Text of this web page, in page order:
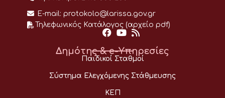
E-mail: protokolo@larissa.gov.gr
Τηλεφωνικός Κατάλογος (αρχείο pdf)
Δημότης & e-Υπηρεσίες
Παιδικοί Σταθμοί
Σύστημα Ελεγχόμενης Στάθμευσης
ΚΕΠ